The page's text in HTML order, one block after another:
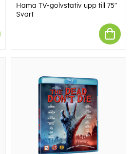
Hama TV-golvstativ upp till 75"
Svart